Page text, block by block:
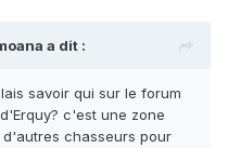
a dit :
savoir qui sur le forum
c'est une zone
chasseurs pour